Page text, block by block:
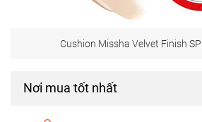
Cushion Missha Velvet Finish
Nơi mua tốt nhất